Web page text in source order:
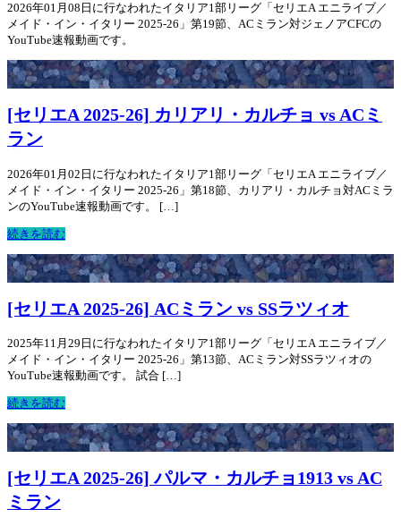
2026年01月08日に行なわれたイタリア1部リーグ「セリエA エニライブ／
メイド・イン・イタリー 2025-26」第19節、ACミラン対ジェノアCFCの
YouTube速報動画です。
[セリエA 2025-26] カリアリ・カルチョ vs ACミ
ラン
2026年01月02日に行なわれたイタリア1部リーグ「セリエA エニライブ／
メイド・イン・イタリー 2025-26」第18節、カリアリ・カルチョ対ACミラ
ンのYouTube速報動画です。 […]
続きを読む
[セリエA 2025-26] ACミラン vs SSラツィオ
2025年11月29日に行なわれたイタリア1部リーグ「セリエA エニライブ／
メイド・イン・イタリー 2025-26」第13節、ACミラン対SSラツィオの
YouTube速報動画です。 試合 […]
続きを読む
[セリエA 2025-26] パルマ・カルチョ1913 vs AC
ミラン